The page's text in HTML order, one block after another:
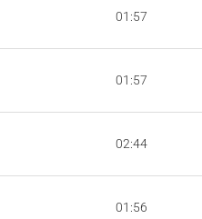
01:57
01:57
02:44
01:56